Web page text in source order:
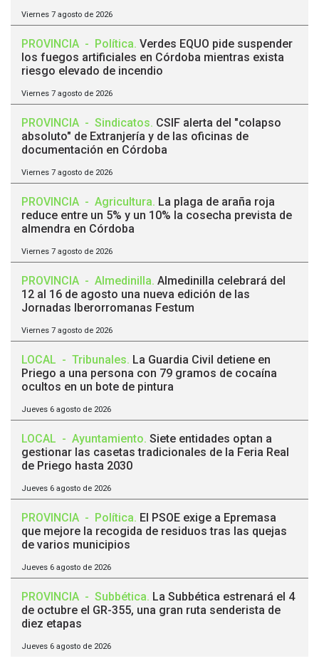
Viernes 7 agosto de 2026
PROVINCIA - Política. Verdes EQUO pide suspender
los fuegos artificiales en Córdoba mientras exista
riesgo elevado de incendio
Viernes 7 agosto de 2026
PROVINCIA - Sindicatos. CSIF alerta del "colapso
absoluto" de Extranjería y de las oficinas de
documentación en Córdoba
Viernes 7 agosto de 2026
PROVINCIA - Agricultura. La plaga de araña roja
reduce entre un 5% y un 10% la cosecha prevista de
almendra en Córdoba
Viernes 7 agosto de 2026
PROVINCIA - Almedinilla. Almedinilla celebrará del
12 al 16 de agosto una nueva edición de las
Jornadas Iberorromanas Festum
Viernes 7 agosto de 2026
LOCAL - Tribunales. La Guardia Civil detiene en
Priego a una persona con 79 gramos de cocaína
ocultos en un bote de pintura
Jueves 6 agosto de 2026
LOCAL - Ayuntamiento. Siete entidades optan a
gestionar las casetas tradicionales de la Feria Real
de Priego hasta 2030
Jueves 6 agosto de 2026
PROVINCIA - Política. El PSOE exige a Epremasa
que mejore la recogida de residuos tras las quejas
de varios municipios
Jueves 6 agosto de 2026
PROVINCIA - Subbética. La Subbética estrenará el 4
de octubre el GR-355, una gran ruta senderista de
diez etapas
Jueves 6 agosto de 2026